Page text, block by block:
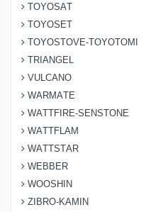
TOYOSAT
TOYOSET
TOYOSTOVE-TOYOTOMI
TRIANGEL
VULCANO
WARMATE
WATTFIRE-SENSTONE
WATTFLAM
WATTSTAR
WEBBER
WOOSHIN
ZIBRO-KAMIN